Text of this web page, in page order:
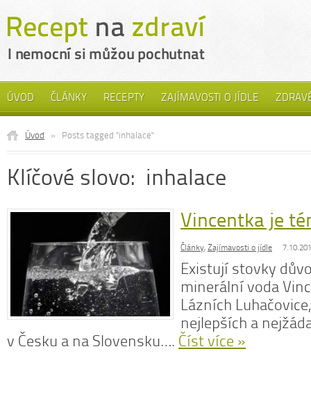
ÚVOD ČLÁNKY RECEPTY ZAJÍMAVOSTI O JÍDLE
Úvod » Posts tagged "inhalace"
Klíčové slovo: inhalace
Vincentka je
Články, Zajímavosti o jídle
Existují stovky
minerální voda
Lázních
nejlepších a
v Česku a na Slovensku…. Číst více »